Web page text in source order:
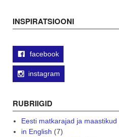
INSPIRATSIOONI
facebook
instagram
RUBRIIGID
Eesti matkarajad ja maastikud
in English (7)